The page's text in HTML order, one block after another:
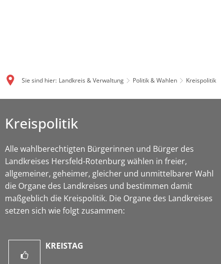
Sie sind hier: Landkreis & Verwaltung Politik & Wahlen Kreispolitik
Kreispolitik
Alle wahlberechtigten Bürgerinnen und Bürger des
Landkreises Hersfeld-Rotenburg wählen in freier,
allgemeiner, geheimer, gleicher und unmittelbarer Wahl
die Organe des Landkreises und bestimmen damit
maßgeblich die Kreispolitik. Die Organe des Landkreises
setzen sich wie folgt zusammen:
KREISTAG